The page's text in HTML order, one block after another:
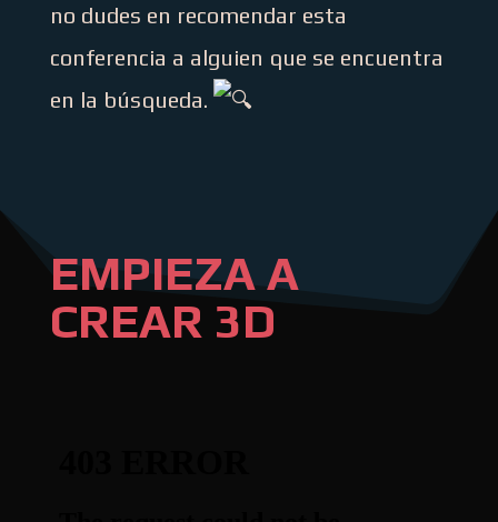
no dudes en recomendar esta
conferencia a alguien que se encuentra
en la búsqueda.
EMPIEZA A
CREAR 3D